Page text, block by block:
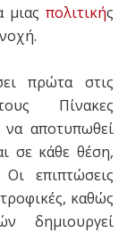
μιας πολιτικής
πρώτα στις
Πίνακες
αποτυπωθεί
σε κάθε θέση,
επιπτώσεις
καθώς
δημιουργεί